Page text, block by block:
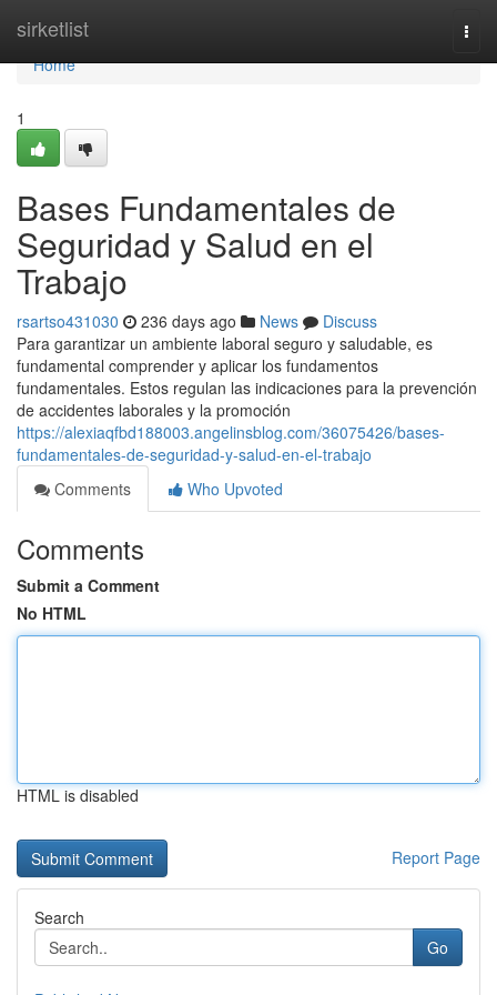
sirketlist
Home
Home
1
Bases Fundamentales de
Seguridad y Salud en el
Trabajo
rsartso431030 236 days ago News
Discuss
Para garantizar un ambiente laboral seguro y saludable, es
fundamental comprender y aplicar los fundamentos
fundamentales. Estos regulan las indicaciones para la prevención
de accidentes laborales y la promoción
https://alexiaqfbd188003.angelinsblog.com/36075426/bases-
fundamentales-de-seguridad-y-salud-en-el-trabajo
Comments
Who Upvoted
Comments
Submit a Comment
No HTML
HTML is disabled
Report Page
Search
Go